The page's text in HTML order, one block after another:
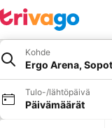
Kohde
Ergo Arena, Sopot
Tulo-/lähtöpäivä
Päivämäärät